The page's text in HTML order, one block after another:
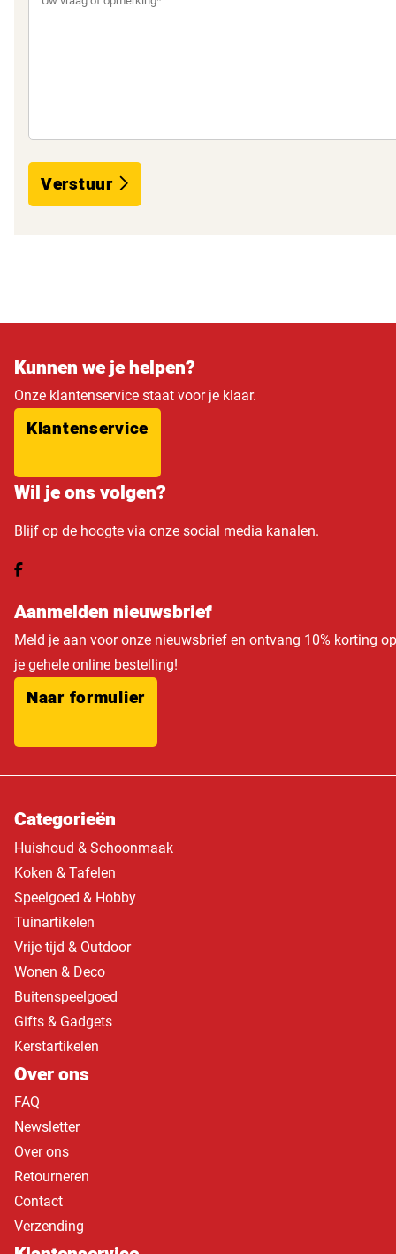
Verstuur
Kunnen we je helpen?
Onze klantenservice staat voor je klaar.
Klantenservice
Wil je ons volgen?
Blijf op de hoogte via onze social media kanalen.
Aanmelden nieuwsbrief
Meld je aan voor onze nieuwsbrief en ontvang 10% korting op
je gehele online bestelling!
Naar formulier
Categorieën
Huishoud & Schoonmaak
Koken & Tafelen
Speelgoed & Hobby
Tuinartikelen
Vrije tijd & Outdoor
Wonen & Deco
Buitenspeelgoed
Gifts & Gadgets
Kerstartikelen
Over ons
FAQ
Newsletter
Over ons
Retourneren
Contact
Verzending